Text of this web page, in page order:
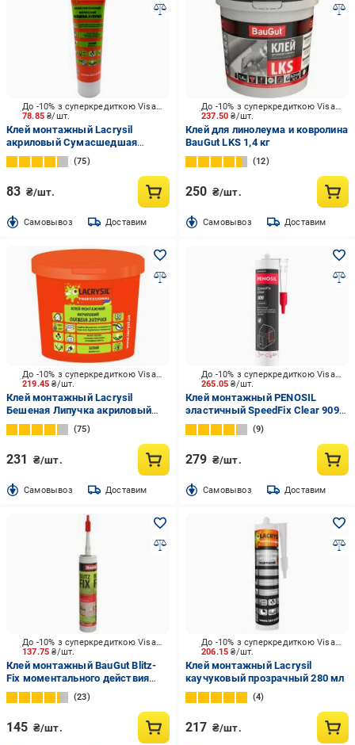
78.85₴/шт.
До -10% з суперкредиткою Visa Вигода
Клей монтажный Lacrysil
акриловый Сумасшедшая
липучка белый 200 г
75
83 ₴/шт.
Cамовывоз Доставим
237.50₴/шт.
До -10% з суперкредиткою Visa Вигода
Клей для линолеума и ковролина
BauGut LKS 1,4 кг
12
250 ₴/шт.
Cамовывоз Доставим
219.45₴/шт.
До -10% з суперкредиткою Visa Вигода
Клей монтажный Lacrysil
Бешеная Липучка акриловый
белый 1,2 кг
75
231 ₴/шт.
Cамовывоз Доставим
265.05₴/шт.
До -10% з суперкредиткою Visa Вигода
Клей монтажный PENOSIL
эластичный SpeedFix Clear 909
прозрачный 290 мл
9
279 ₴/шт.
Cамовывоз Доставим
137.75₴/шт.
До -10% з суперкредиткою Visa Вигода
Клей монтажный BauGut Blitz-
Fix моментального действия
бежевый 310 мл
23
145 ₴/шт.
206.15₴/шт.
До -10% з суперкредиткою Visa Вигода
Клей монтажный Lacrysil
каучуковый прозрачный 280 мл
4
217 ₴/шт.